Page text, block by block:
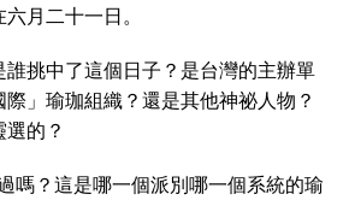
月二十一日。
挑中了這個日子？是台灣的主辦單
」瑜珈組織？還是其他神祕人物？
的？
嗎？這是哪一個派別哪一個系統的瑜